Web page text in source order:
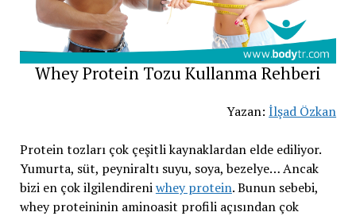
Whey Protein Tozu Kullanma Rehberi
Yazan:İlşad Özkan
Protein tozları çok çeşitli kaynaklardan elde ediliyor.
Yumurta, süt, peyniraltı suyu, soya, bezelye… Ancak
bizi en çok ilgilendireniwhey protein. Bunun sebebi,
whey proteininin aminoasit profili açısından çok